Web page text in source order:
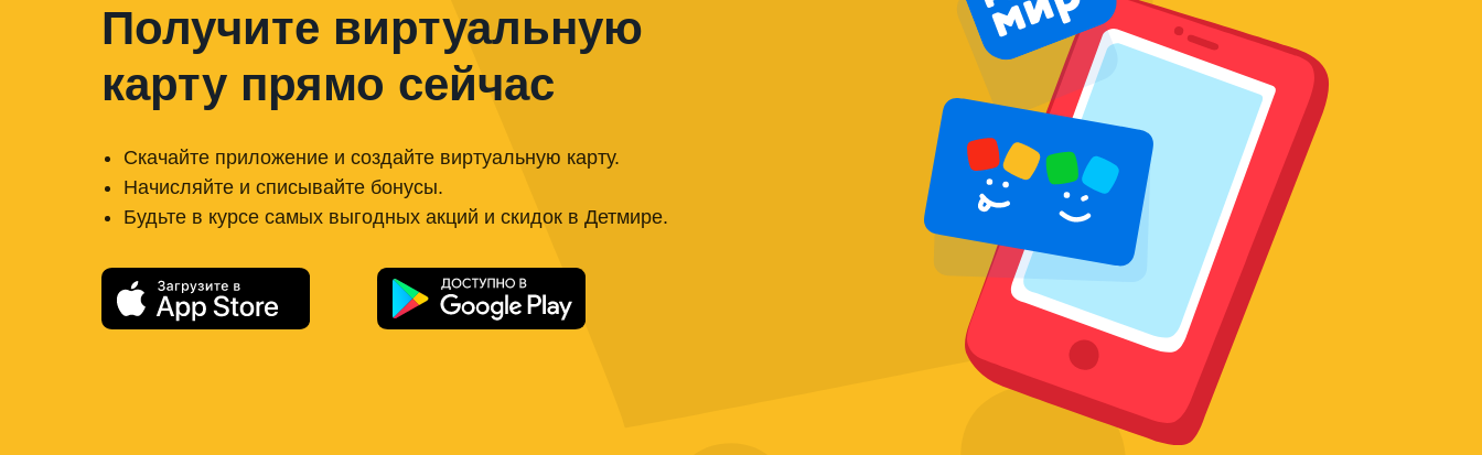
Получите виртуальную
карту прямо сейчас
Скачайте приложение и создайте виртуальную карту.
Начисляйте и списывайте бонусы.
Будьте в курсе самых выгодных акций и скидок в Детмире.